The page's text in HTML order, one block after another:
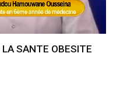
SANTE OBESITE